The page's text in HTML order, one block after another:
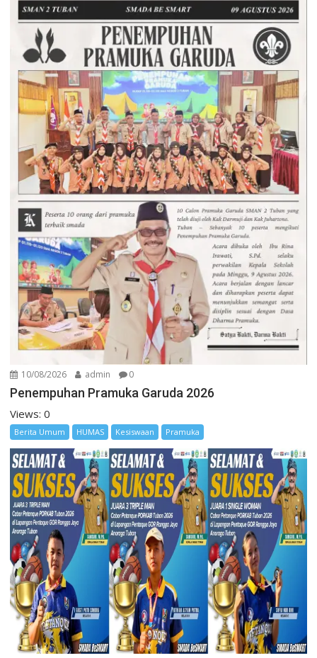
10/08/2026 admin 0
Penempuhan Pramuka Garuda 2026
Views: 0
Berita Umum HUMAS Kesiswaan Pramuka